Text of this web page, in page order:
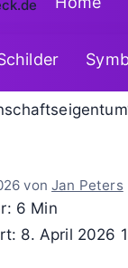
vonJan Peters
6 Min
8. April 2026